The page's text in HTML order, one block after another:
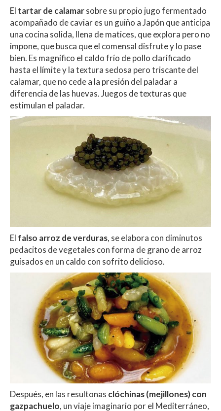
El tartar de calamarsobre su propio jugo fermentado
acompañado de caviar es un guiño a Japón que anticipa
una cocina solida, llena de matices, que explora pero no
impone, que busca que el comensal disfrute y lo pase
bien. Es magnífico el caldo frío de pollo clarificado
hasta el límite y la textura sedosa pero triscante del
calamar, que no cede a la presión del paladar a
diferencia de las huevas. Juegos de texturas que
estimulan el paladar.
El falso arroz de verduras, se elabora con diminutos
pedacitos de vegetales con forma de grano de arroz
guisados en un caldo con sofrito delicioso.
Después, en las resultonas clóchinas (mejillones) con
gazpachuelo, un viaje imaginario por el Mediterráneo,